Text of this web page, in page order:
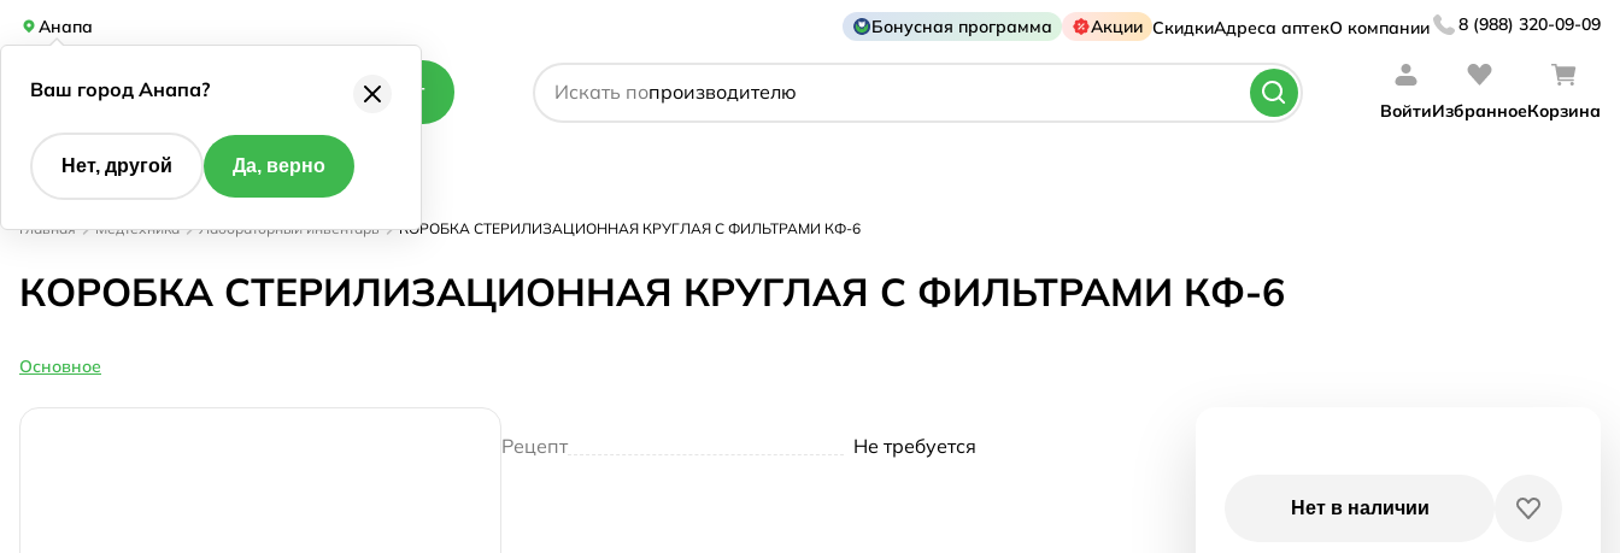
Анапа Бонусная программа Акции СкидкиАдреса аптекО компании 8 (988) 320-09-09
Каталог Искать по
действующему веществу
производителю
ВойтиИзбранноеКорзина
Главная Медтехника Лабораторный инвентарь КОРОБКА СТЕРИЛИЗАЦИОННАЯ КРУГЛАЯ С ФИЛЬТРАМИ КФ-6
КОРОБКА СТЕРИЛИЗАЦИОННАЯ КРУГЛАЯ С ФИЛЬТРАМИ КФ-6
Основное
Рецепт Не требуется
Нет в наличии
Ваш город Анапа?
Нет, другой Да, верно